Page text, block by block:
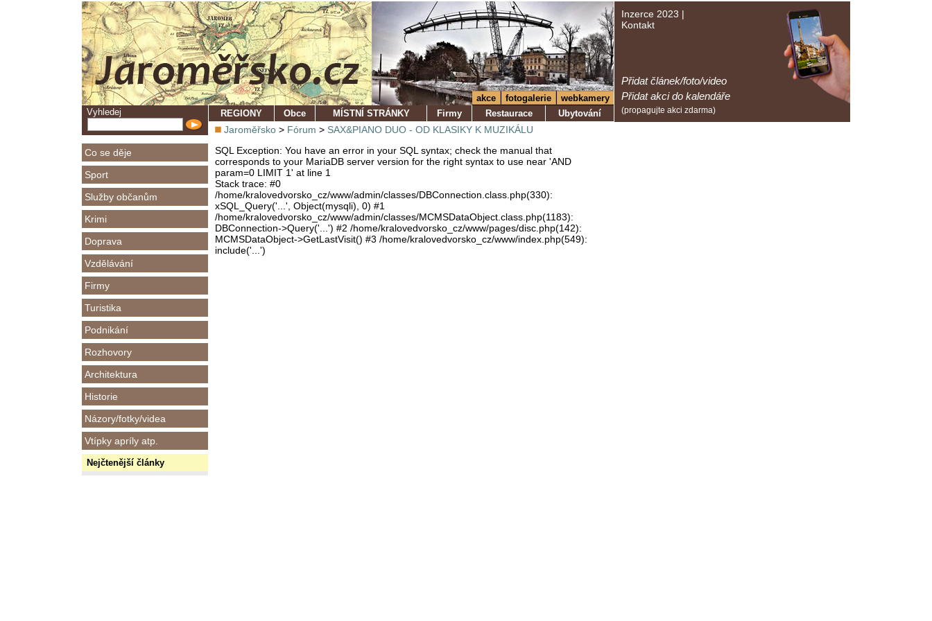
Vyhledej
Co se děje
Sport
Služby občanům
Krimi
Doprava
Vzdělávání
Firmy
Turistika
Podnikání
Rozhovory
Architektura
Historie
Názory/fotky/videa
Vtípky apríly atp.
Nejčtenější články
Inzerce 2023 |
Kontakt
Přidat článek/foto/video
Přidat akci do kalendáře
(propagujte akci zdarma)
akce fotogalerie
webkamery
REGIONY
Obce MÍSTNÍ STRÁNKY Firmy Restaurace Ubytování
Jaroměřsko > Fórum > SAX&PIANO DUO - OD KLASIKY K MUZIKÁLU
SQL Exception: You have an error in your SQL syntax; check the manual that
corresponds to your MariaDB server version for the right syntax to use near 'AND
param=0 LIMIT 1' at line 1
Stack trace: #0
/home/kralovedvorsko_cz/www/admin/classes/DBConnection.class.php(330):
xSQL_Query('...', Object(mysqli), 0) #1
/home/kralovedvorsko_cz/www/admin/classes/MCMSDataObject.class.php(1183):
DBConnection->Query('...') #2 /home/kralovedvorsko_cz/www/pages/disc.php(142):
MCMSDataObject->GetLastVisit() #3 /home/kralovedvorsko_cz/www/index.php(549):
include('...')